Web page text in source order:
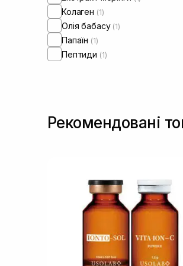
Колаген (1)
Олія бабасу (1)
Папаїн (1)
Пептиди (1)
Рекомендовані